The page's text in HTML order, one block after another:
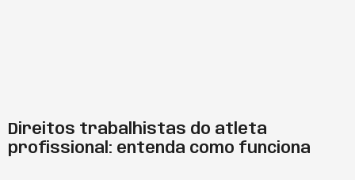
Direitos trabalhistas do atleta
profissional: entenda como funciona